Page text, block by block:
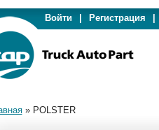
Войти Регистрация
» POLSTER